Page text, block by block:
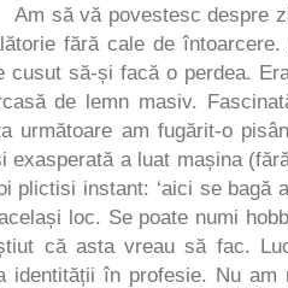
povestesc despre ziua
fără cale de
cusut să-și facă o perdea.
de lemn masiv.
următoare am fugărit-o
exasperată a luat mașina
plictisi instant: ‘aici se bagă
loc. Se poate numi
că asta vreau să fac.
identității în profesie. Nu